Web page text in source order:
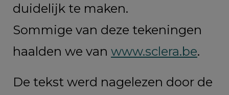
duidelijk te maken.
Sommige van deze tekeningen
haalden we van www.sclera.be.
De tekst werd nagelezen door de